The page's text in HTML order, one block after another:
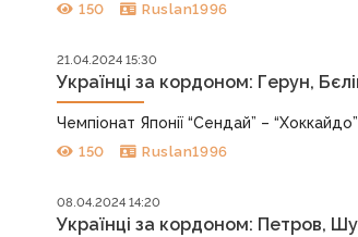
150 Ruslan1996
21.04.2024 15:30
Українці за кордоном: Герун,
Чемпіонат Японії “Сендай” –
150 Ruslan1996
08.04.2024 14:20
Українці за кордоном: Петров,